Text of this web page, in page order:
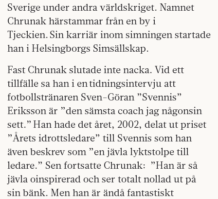
Sverige under andra världskriget. Namnet
Chrunak härstammar från en by i
Tjeckien. Sin karriär inom simningen startade
han i Helsingborgs Simsällskap.
Fast Chrunak slutade inte nacka. Vid ett
tillfälle sa han i en tidningsintervju att
fotbollstränaren Sven-Göran ”Svennis”
Eriksson är ”den sämsta coach jag någonsin
sett.” Han hade det året, 2002, delat ut priset
”Årets idrottsledare” till Svennis som han
även beskrev som ”en jävla lyktstolpe till
ledare.” Sen fortsatte Chrunak: ”Han är så
jävla oinspirerad och ser totalt nollad ut på
sin bänk. Men han är ändå fantastiskt